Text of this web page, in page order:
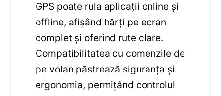
GPS poate rula aplicații online și
offline, afișând hărți pe ecran
complet și oferind rute clare.
Compatibilitatea cu comenzile de
pe volan păstrează siguranța și
ergonomia, permițând controlul